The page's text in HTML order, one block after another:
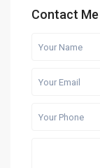
Contact Me